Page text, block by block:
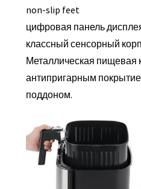
non-slip feet
цифровая панель
классный сенсорный
Металлическая пищевая
антипригарным
поддоном.